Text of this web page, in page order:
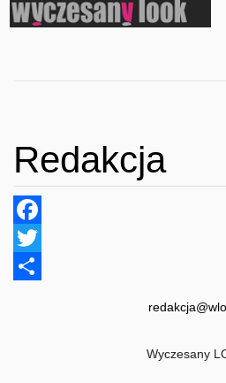
Redakcja
Facebook
Twitter
Wyczesany